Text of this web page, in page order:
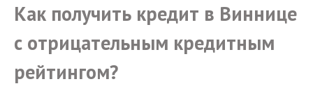
Как получить кредит в Виннице
с отрицательным кредитным
рейтингом?